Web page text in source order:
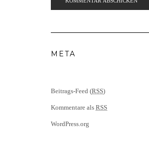
META
Beitrags-Feed (RSS)
Kommentare als RSS
WordPress.org